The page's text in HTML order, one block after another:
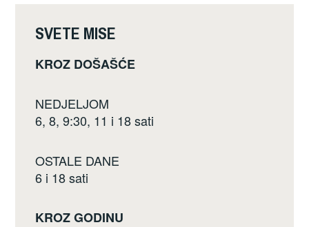
k
SVETE MISE
KROZ DOŠAŠĆE
NEDJELJOM
6, 8, 9:30, 11 i 18 sati
OSTALE DANE
6 i 18 sati
KROZ GODINU